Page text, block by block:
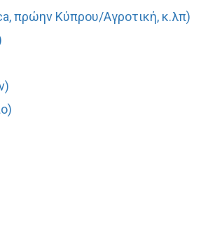
πρώην Κύπρου/Αγροτική, κ.λπ)